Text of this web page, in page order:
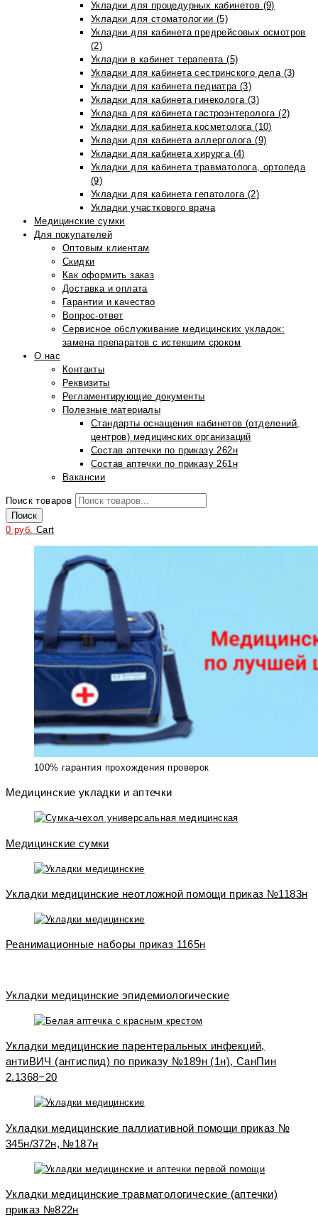
Укладки для процедурных кабинетов (9)
Укладки для стоматологии (5)
Укладки для кабинета предрейсовых осмотров
(2)
Укладки в кабинет терапевта (5)
Укладки для кабинета сестринского дела (3)
Укладки для кабинета педиатра (3)
Укладки для кабинета гинеколога (3)
Укладка для кабинета гастроэнтеролога (2)
Укладки для кабинета косметолога (10)
Укладки для кабинета аллерголога (9)
Укладки для кабинета хирурга (4)
Укладки для кабинета травматолога, ортопеда
(9)
Укладки для кабинета гепатолога (2)
Укладки участкового врача
Медицинские сумки
Для покупателей
Оптовым клиентам
Скидки
Как оформить заказ
Доставка и оплата
Гарантии и качество
Вопрос-ответ
Сервисное обслуживание медицинских укладок:
замена препаратов с истекшим сроком
О нас
Контакты
Реквизиты
Регламентирующие документы
Полезные материалы
Стандарты оснащения кабинетов (отделений,
центров) медицинских организаций
Состав аптечки по приказу 262н
Состав аптечки по приказу 261н
Вакансии
Поиск товаров
Поиск
0 руб. Cart
100% гарантия прохождения проверок
Медицинские укладки и аптечки
Медицинские сумки
Укладки медицинские неотложной помощи приказ №1183н
Реанимационные наборы приказ 1165н
Укладки медицинские эпидемиологические
Укладки медицинские парентеральных инфекций,
антиВИЧ (антиспид) по приказу №189н (1н), СанПин
2.1368−20
Укладки медицинские паллиативной помощи приказ №
345н/372н, №187н
Укладки медицинские травматологические (аптечки)
приказ №822н